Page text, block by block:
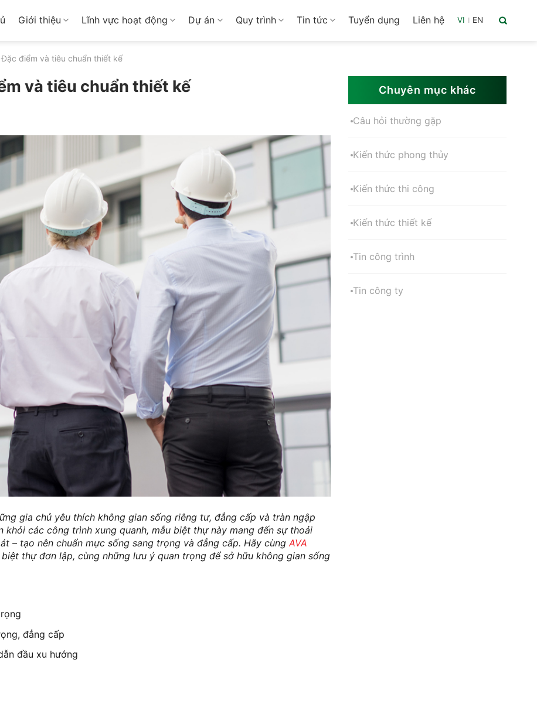
Giới thiệu Lĩnh vực hoạt động Dự án Quy trình Tin tức Tuyển dụng Liên hệ VI | EN
điểm và tiêu chuẩn thiết kế
và tiêu chuẩn thiết kế
gia chủ yêu thích không gian sống riêng tư, đẳng cấp và tràn ngập
các công trình xung quanh, mẫu biệt thự này mang đến sự thoải
– tạo nên chuẩn mực sống sang trọng và đẳng cấp. Hãy cùng AVA
thự đơn lập, cùng những lưu ý quan trọng để sở hữu không gian sống
đẳng cấp
đầu xu hướng
Chuyên mục khác
Câu hỏi thường gặp
Kiến thức phong thủy
Kiến thức thi công
Kiến thức thiết kế
Tin công trình
Tin công ty